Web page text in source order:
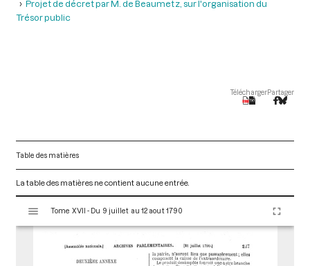
Projet de décret par M. de Beaumetz, sur l'organisation du
Trésor public
TéléchargerPartager
Table des matières
La table des matières ne contient aucune entrée.
s
Tome XVII - Du 9 juillet au 12 aout 1790